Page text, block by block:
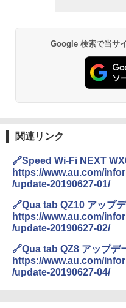
Google 検索で当サ
関連リンク
🔗Speed Wi-Fi NEXT
https://www.au.com/
/update-20190627-01/
🔗Qua tab QZ10 アップ
https://www.au.com/
/update-20190627-02/
🔗Qua tab QZ8 アップデ
https://www.au.com/
/update-20190627-04/